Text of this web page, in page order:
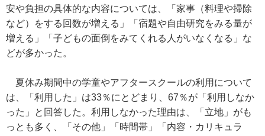
安や負担の具体的な内容については、「家事（料理や掃除
など）をする回数が増える」「宿題や自由研究をみる量が
増える」「子どもの面倒をみてくれる人がいなくなる」な
どが多かった。
夏休み期間中の学童やアフタースクールの利用について
は、「利用した」は33％にとどまり、67％が「利用しなか
った」と回答した。利用しなかった理由は、「立地」がも
っとも多く、「その他」「時間帯」「内容・カリキュラ